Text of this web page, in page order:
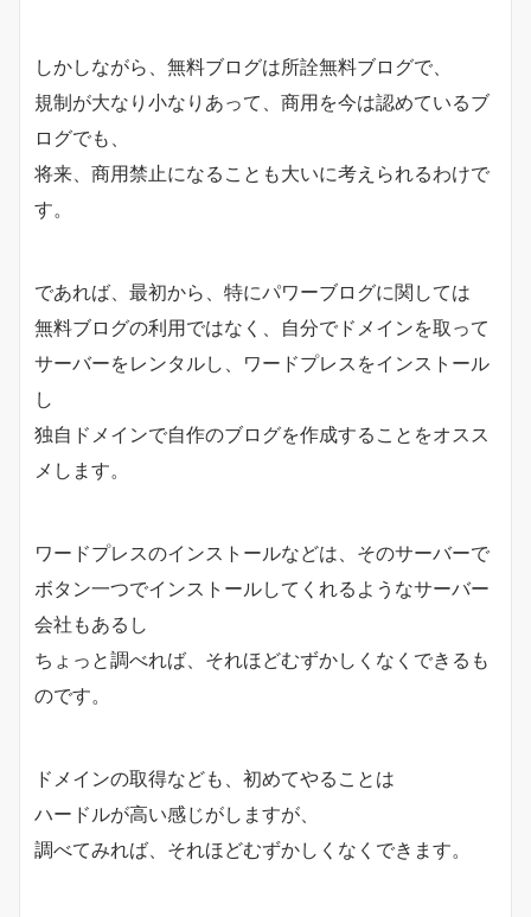
しかしながら、無料ブログは所詮無料ブログで、
規制が大なり小なりあって、商用を今は認めているブ
ログでも、
将来、商用禁止になることも大いに考えられるわけで
す。
であれば、最初から、特にパワーブログに関しては
無料ブログの利用ではなく、自分でドメインを取って
サーバーをレンタルし、ワードプレスをインストール
し
独自ドメインで自作のブログを作成することをオスス
メします。
ワードプレスのインストールなどは、そのサーバーで
ボタン一つでインストールしてくれるようなサーバー
会社もあるし
ちょっと調べれば、それほどむずかしくなくできるも
のです。
ドメインの取得なども、初めてやることは
ハードルが高い感じがしますが、
調べてみれば、それほどむずかしくなくできます。